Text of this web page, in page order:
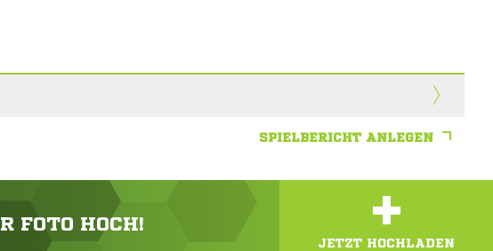
SPIELBERICHT ANLEGEN
FOTO HOCH! +
JETZT HOCHLADEN